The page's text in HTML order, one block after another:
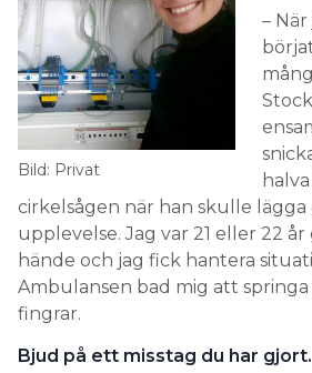
från Elon Group.
HAR DU BYTT JOBB ELLER HAR
NY MEDARBETARE?
Maila oss på
gärna en högupplöst bild.
Söker du personal?
Bild: Privat
–
cirkelsågen när han skulle lägga
upplevelse. Jag var 21 eller 22
hände och jag fick hantera
Ambulansen bad mig att
fingrar.
Bjud på ett misstag du har gjort.